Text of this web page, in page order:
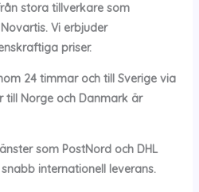
stora tillverkare som
Vi erbjuder
priser.
24 timmar och till Sverige via
till Norge och Danmark är
som PostNord och DHL
internationell leverans.